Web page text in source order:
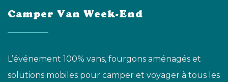
Camper Van Week-End
L’événement 100% vans, fourgons aménagés et
solutions mobiles pour camper et voyager à tous les